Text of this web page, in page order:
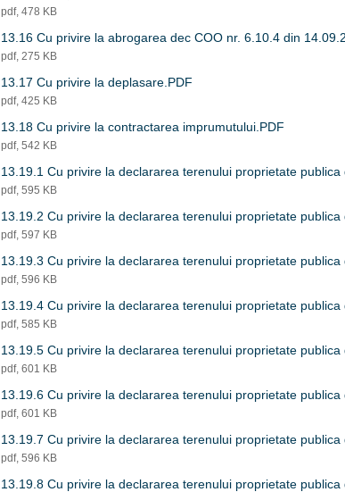
pdf, 478 KB
13.16 Cu privire la abrogarea dec COO nr. 6.10.4 din
pdf, 275 KB
13.17 Cu privire la deplasare.PDF
pdf, 425 KB
13.18 Cu privire la contractarea imprumutului.PDF
pdf, 542 KB
13.19.1 Cu privire la declararea terenului proprietate publica
pdf, 595 KB
13.19.2 Cu privire la declararea terenului proprietate publica
pdf, 597 KB
13.19.3 Cu privire la declararea terenului proprietate publica
pdf, 596 KB
13.19.4 Cu privire la declararea terenului proprietate publica
pdf, 585 KB
13.19.5 Cu privire la declararea terenului proprietate publica
pdf, 601 KB
13.19.6 Cu privire la declararea terenului proprietate publica
pdf, 601 KB
13.19.7 Cu privire la declararea terenului proprietate publica
pdf, 596 KB
13.19.8 Cu privire la declararea terenului proprietate publica